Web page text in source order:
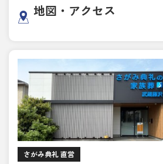
地図・アクセス
さがみ典礼 直営